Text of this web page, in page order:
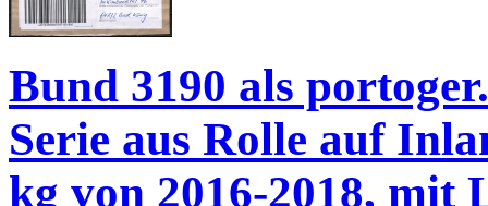
Bund 3190 als
Serie aus Rolle auf
kg von 2016-2018, mit